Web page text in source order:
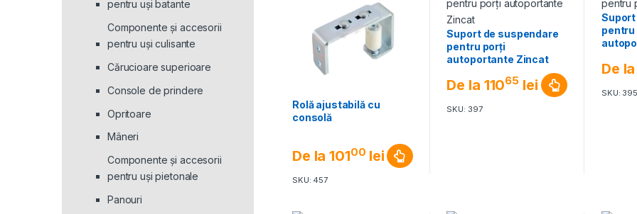
Rolă ajustabilă cu
consolă
De la 10100 lei
SKU: 457
Suport de suspendare
pentru porți
autoportante Zincat
De la 11065 lei
SKU: 397
pentru
De la
SKU: 395
pentru uși batante
Componente și accesorii
pentru uși culisante
Cărucioare superioare
Console de prindere
Opritoare
Mâneri
Componente și accesorii
pentru uși pietonale
Panouri